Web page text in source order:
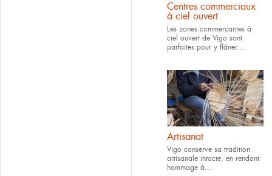
Centres commerciaux
à ciel ouvert
Les zones commerçantes à
ciel ouvert de Vigo sont
parfaites pour y flâner...
Artisanat
Vigo conserve sa tradition
artisanale intacte, en rendant
hommage à...